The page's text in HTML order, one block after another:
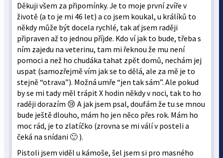
Děkuji všem za připomínky. Je to moje první zvíře v
životě (a to je mi 46 let) a co jsem koukal, u králíků to
někdy může být docela rychlé, tak ať jsem raději
připraven až to jednou příjde. Kdo ví jak to bude, třeba s
ním zajedu na veterinu, tam mi řeknou že mu není
pomoci a než ho chudáka tahat zpět domů, nechám jej
uspat (samozřejmě vím jak se to dělá, ale za mě je to
stejně “otrava”). Možná umře “jen tak sám”. Ale pokud
by se mi tady měl trápit X hodin někdy v noci, tak to ho
raději dorazím 😢 A jak jsem psal, doufám že tu se mnou
bude ještě dlouho, mám ho jen něco přes rok. Mám ho
moc rád, je to zlatíčko (zrovna se mi válí v posteli a
čeká na snídani 🙂 ).
Pistoli jsem viděl u kámoše, šel jsem si pro masného